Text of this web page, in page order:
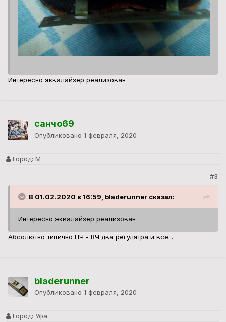
Интересно эквалайзер реализован
санчо69
Опубликовано 1 февраля, 2020
Город: М
#3
В 01.02.2020 в 16:59, bladerunner сказал:
Интересно эквалайзер реализован
Абсолютно типично НЧ - ВЧ два регулятра и все...
bladerunner
Опубликовано 1 февраля, 2020
Город: Уфа